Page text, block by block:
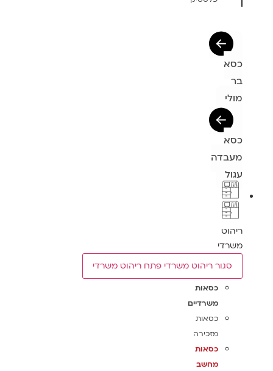
כסא
בר
מולי
כסא
מעבדה
עגול
ריהוט
משרדי
סגור ריהוט משרדי פתח ריהוט משרדי
כסאות
משרדיים
כסאות
מזכירה
כסאות
מחשב